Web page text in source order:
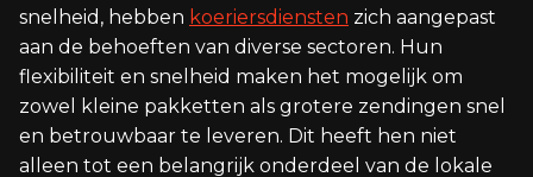
snelheid, hebben koeriersdiensten zich aangepast
aan de behoeften van diverse sectoren. Hun
flexibiliteit en snelheid maken het mogelijk om
zowel kleine pakketten als grotere zendingen snel
en betrouwbaar te leveren. Dit heeft hen niet
alleen tot een belangrijk onderdeel van de lokale